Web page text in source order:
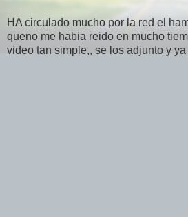
HA circulado mucho por la red el
queno me habia reido en mucho
video tan simple,, se los adjunto y